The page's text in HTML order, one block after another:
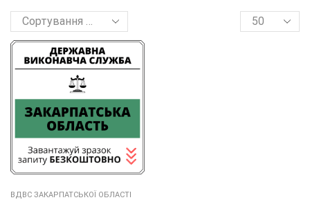
ВДВС ЗАКАРПАТСЬКОЇ ОБЛАСТІ